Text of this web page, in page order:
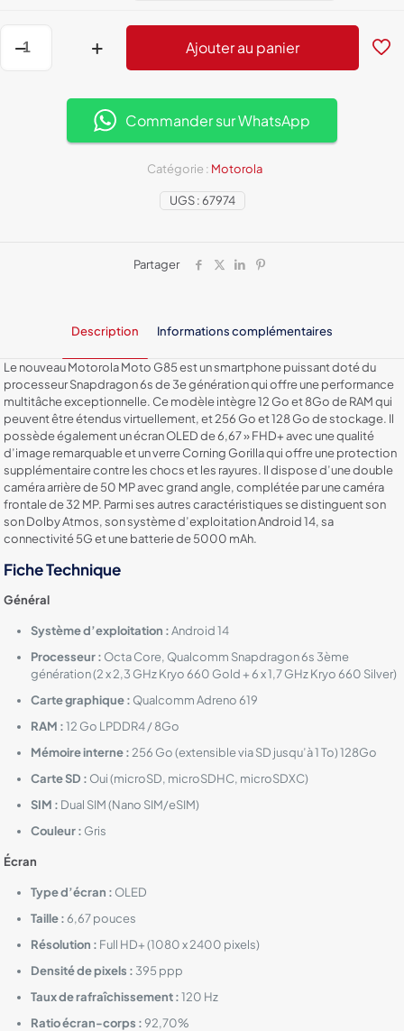
Ajouter au panier
Commander sur WhatsApp
UGS :67974
Catégorie : Motorola
Partager
Description Informations complémentaires
Le nouveau Motorola Moto G85 est un smartphone puissant doté du
processeur Snapdragon 6s de 3e génération qui offre une performance
multitâche exceptionnelle. Ce modèle intègre 12 Go et 8Go de RAM qui
peuvent être étendus virtuellement, et 256 Go et 128 Go de stockage. Il
possède également un écran OLED de 6,67 » FHD+ avec une qualité
d’image remarquable et un verre Corning Gorilla qui offre une protection
supplémentaire contre les chocs et les rayures. Il dispose d’une double
caméra arrière de 50 MP avec grand angle, complétée par une caméra
frontale de 32 MP. Parmi ses autres caractéristiques se distinguent son
son Dolby Atmos, son système d’exploitation Android 14, sa
connectivité 5G et une batterie de 5000 mAh.
Fiche Technique
Général
Système d’exploitation :Android 14
Processeur : Octa Core, Qualcomm Snapdragon 6s 3ème
génération (2 x 2,3 GHz Kryo 660 Gold + 6 x 1,7 GHz Kryo 660 Silver)
Carte graphique : Qualcomm Adreno 619
RAM :12 Go LPDDR4 / 8Go
Mémoire interne : 256 Go (extensible via SD jusqu’à 1 To) 128Go
Carte SD : Oui (microSD, microSDHC, microSDXC)
SIM : Dual SIM (Nano SIM/eSIM)
Couleur : Gris
Écran
Type d’écran : OLED
Taille : 6,67 pouces
Résolution : Full HD+ (1080 x 2400 pixels)
Densité de pixels : 395 ppp
Taux de rafraîchissement :120 Hz
Ratio écran-corps :92,70%